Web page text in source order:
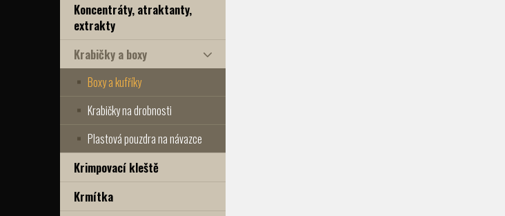
Koncentráty, atraktanty,
extrakty
Krabičky a boxy
Boxy a kufříky
Krabičky na drobnosti
Plastová pouzdra na návazce
Krimpovací kleště
Krmítka